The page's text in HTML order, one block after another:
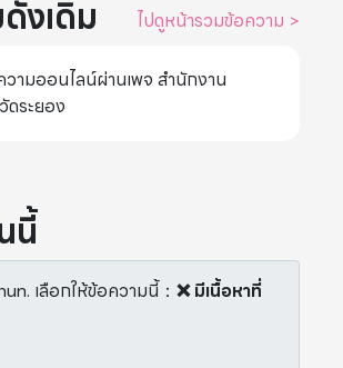
งเดิม
ไปดูหน้ารวมข้อความ >
วามออนไลน์ผ่านเพจ สำนักงาน
ดระยอง
นี้
เลือกให้ข้อความนี้： ❌ มีเนื้อหาที่